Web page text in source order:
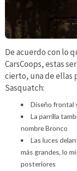
De acuerdo con lo
CarsCoops, estas
cierto, una de ellas
Sasquatch:
Diseño frontal
La parrilla
nombre Bronco
Las luces
más grandes, lo
posteriores